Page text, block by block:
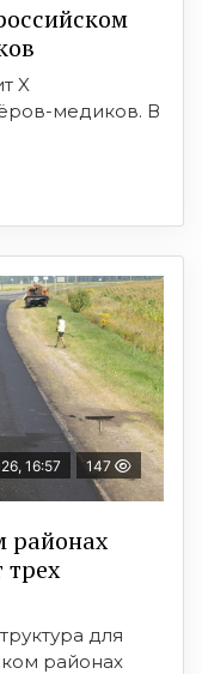
X
медиков. В
16:57 147
районах
для
районах